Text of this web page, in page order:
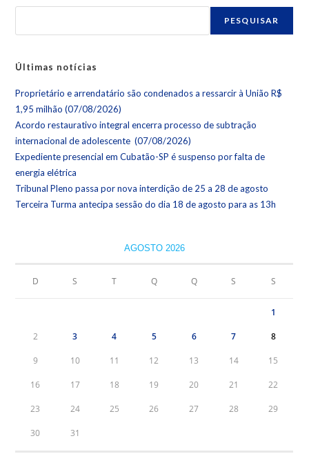
PESQUISAR
Últimas notícias
Proprietário e arrendatário são condenados a ressarcir à União R$
1,95 milhão (07/08/2026)
Acordo restaurativo integral encerra processo de subtração
internacional de adolescente (07/08/2026)
Expediente presencial em Cubatão-SP é suspenso por falta de
energia elétrica
Tribunal Pleno passa por nova interdição de 25 a 28 de agosto
Terceira Turma antecipa sessão do dia 18 de agosto para as 13h
AGOSTO 2026
D S T Q Q S S
1
2 3 4 5 6 7 8
9 10 11 12 13 14 15
16 17 18 19 20 21 22
23 24 25 26 27 28 29
30 31